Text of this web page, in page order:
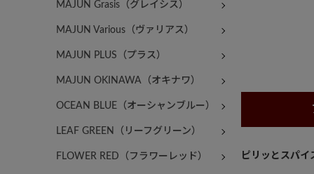
MAJUN Grasis（グレイシス）
MAJUN Various（ヴァリアス）
MAJUN PLUS（プラス）
MAJUN OKINAWA（オキナワ）
OCEAN BLUE（オーシャンブルー）
LEAF GREEN（リーフグリーン）
FLOWER RED（フラワーレッド） ピリッとスパイ